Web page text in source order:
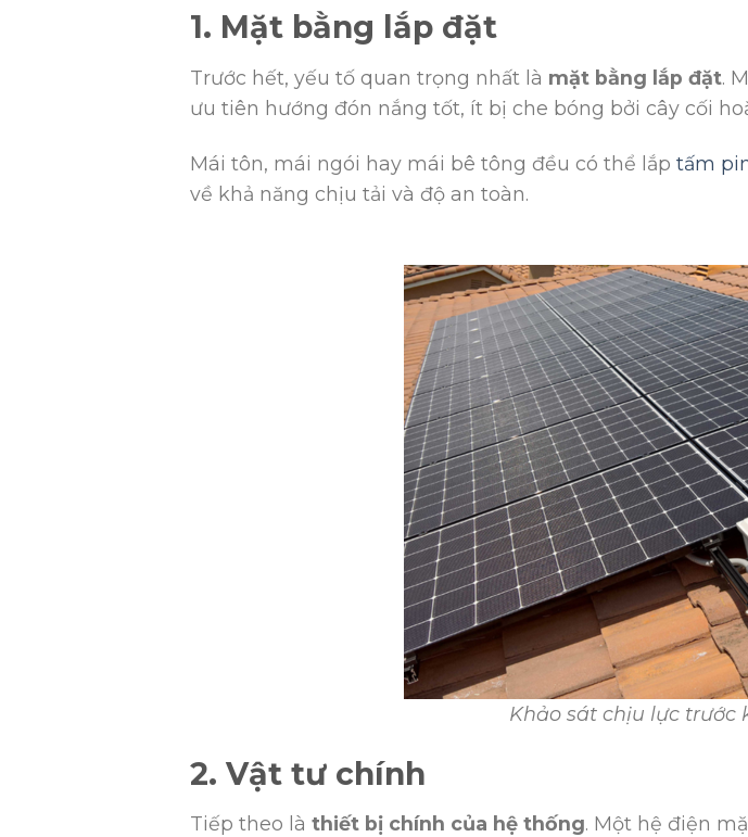
1. Mặt bằng lắp đặt
Trước hết, yếu tố quan trọng nhất là mặt bằng lắp đặt.
ưu tiên hướng đón nắng tốt, ít bị che bóng bởi cây cối
Mái tôn, mái ngói hay mái bê tông đều có thể lắp tấm
về khả năng chịu tải và độ an toàn.
Khảo sát chịu lực trước
2. Vật tư chính
Tiếp theo là thiết bị chính của hệ thống. Một hệ điện